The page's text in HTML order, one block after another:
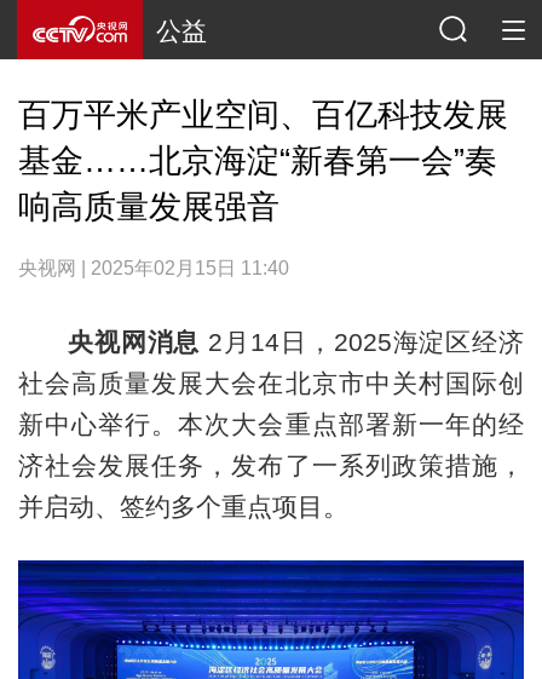
公益
百万平米产业空间、百亿科技发展
基金……北京海淀“新春第一会”奏
响高质量发展强音
央视网 | 2025年02月15日 11:40
央视网消息 2月14日，2025海淀区经济
社会高质量发展大会在北京市中关村国际创
新中心举行。本次大会重点部署新一年的经
济社会发展任务，发布了一系列政策措施，
并启动、签约多个重点项目。